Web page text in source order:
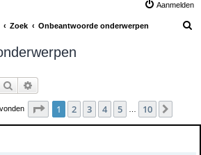
Aanmelden
Zoek Onbeantwoorde onderwerpen
Zoek
Pagina van 10
1 2 3 4 5 10